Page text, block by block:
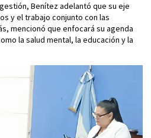
Benítez adelantó que su eje
y el trabajo conjunto con las
mencionó que enfocará su agenda
la salud mental, la educación y la